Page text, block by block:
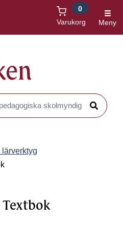
Varukorg
0
Meny
Sök
lärverktyg